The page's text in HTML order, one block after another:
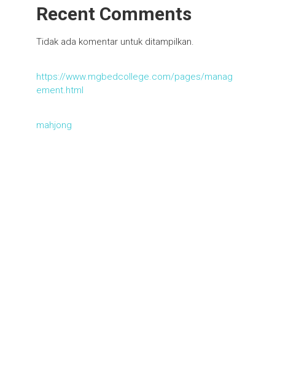
Recent Comments
Tidak ada komentar untuk ditampilkan.
https://www.mgbedcollege.com/pages/manag
ement.html
mahjong